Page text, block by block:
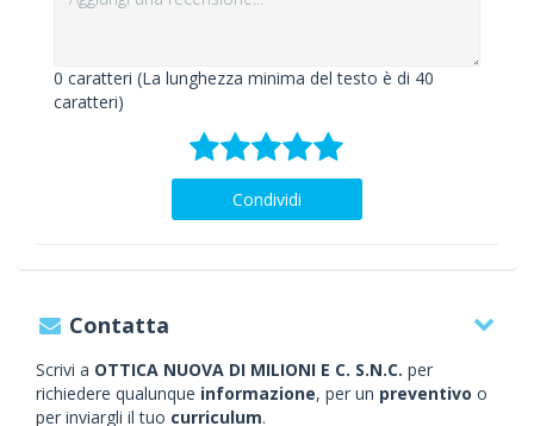
0 caratteri (La lunghezza minima del testo è di 40
caratteri)
Condividi
Contatta
Scrivi a OTTICA NUOVA DI MILIONI E C. S.N.C. per
richiedere qualunque informazione, per un preventivo o
per inviargli il tuo curriculum.